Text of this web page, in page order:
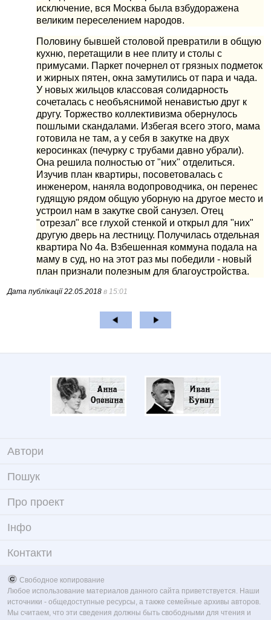
исключение, вся Москва была взбудоражена
великим переселением народов.
Половину бывшей столовой превратили в общую
кухню, перетащили в нее плиту и столы с
примусами. Паркет почернел от грязных подметок
и жирных пятен, окна замутились от пара и чада.
У новых жильцов классовая солидарность
сочеталась с необъяснимой ненавистью друг к
другу. Торжество коллективизма обернулось
пошлыми скандалами. Избегая всего этого, мама
готовила не там, а у себя в закутке на двух
керосинках (печурку с трубами давно убрали).
Она решила полностью от "них" отделиться.
Изучив план квартиры, посоветовалась с
инженером, наняла водопроводчика, он перенес
гудящую рядом общую уборную на другое место и
устроил нам в закутке свой санузел. Отец
"отрезал" все глухой стенкой и открыл для "них"
другую дверь на лестницу. Получилась отдельная
квартира No 4а. Взбешенная коммуна подала на
маму в суд, но на этот раз мы победили - новый
план признали полезным для благоустройства.
Дата публікації22.05.2018 в 15:01
Автори
Пошук
Про проект
Iнфо
Контакти
Свободное копирование
Любое использование материалов данного сайта приветствуется. Наши
источники - общедоступные ресурсы, а также семейные архивы авторов.
Мы считаем, что эти сведения должны быть свободными для чтения и